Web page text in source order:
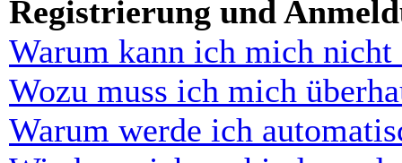
Registrierung und
Warum kann ich mich nicht
Wozu muss ich mich
Warum werde ich